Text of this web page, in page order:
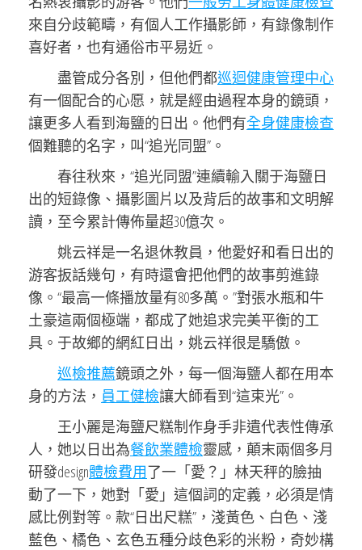
來自分歧範疇，有個人工作攝影師，有錄像制作
喜好者，也有通俗市平易近。
盡管成分各別，但他們都巡迴健康管理中心
有一個配合的心愿，就是經由過程本身的鏡頭，
讓更多人看到海鹽的日出。他們有全身健康檢查
個難聽的名字，叫“追光同盟”。
春往秋來，“追光同盟”連續輸入關于海鹽日
出的短錄像、攝影圖片以及背后的故事和文明解
讀，至今累計傳佈量超30億次。
姚云祥是一名退休教員，他愛好和看日出的
游客扳話幾句，有時還會把他們的故事剪進錄
像。“最高一條播放量有80多萬。”對張水瓶和牛
土豪這兩個極端，都成了她追求完美平衡的工
具。于故鄉的網紅日出，姚云祥很是驕傲。
巡檢推薦鏡頭之外，每一個海鹽人都在用本
身的方法， 員工健檢讓大師看到“這束光”。
王小麗是海鹽尺糕制作身手非遺代表性傳承
人，她以日出為餐飲業體檢靈感，顛末兩個多月
研發design體檢費用了一「愛？」林天秤的臉抽
動了一下，她對「愛」這個詞的定義，必須是情
感比例對等。款“日出尺糕”，淺黃色、白色、淺
藍色、橘色、玄色五種分歧色彩的米粉，奇妙構